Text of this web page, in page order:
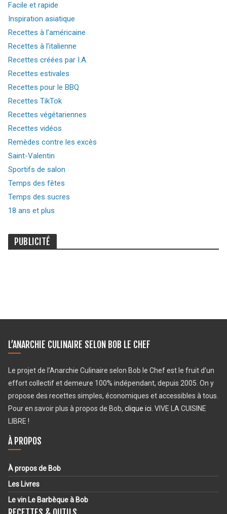
Facile et rapide
Inspiration asiatique
Recettes à l’américaine
Recettes à l’italienne
Recettes créées par I.A.
Recettes estivales
Recettes pour le BBQ
Recettes TikTok
Recettes végétariennes
Recettes vidéos
Remèdes contre les excès
Saint-Valentin
Sportifs de salon
Temps des fêtes
Temps des sucres
18 ans et plus
PUBLICITÉ
L’ANARCHIE CULINAIRE SELON BOB LE CHEF
Le projet de l’Anarchie Culinaire selon Bob le Chef est le fruit d’un
effort collectif et demeure 100% indépendant, depuis 2005. On y
propose des recettes simples, économiques et accessibles à tous.
Pour en savoir plus à propos de Bob, clique ici. VIVE LA CUISINE
LIBRE !
À PROPOS
À propos de Bob
Les Livres
Le vin Le Barbèque à Bob